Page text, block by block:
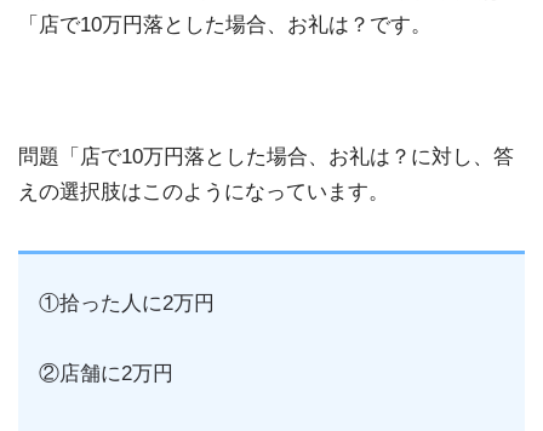
「店で10万円落とした場合、お礼は？です。
問題「店で10万円落とした場合、お礼は？に対し、答
えの選択肢はこのようになっています。
①拾った人に2万円
②店舗に2万円